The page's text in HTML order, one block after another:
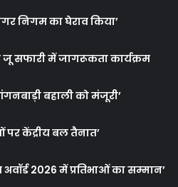
निगम का घेराव किया’
जू सफारी में जागरूकता कार्यक्रम
बहाली को मंजूरी’
पर केंद्रीय बल तैनात’
2026 में प्रतिभाओं का सम्मान’